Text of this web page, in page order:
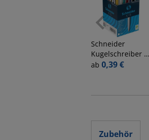
Schneider
Kugelschreiber K
15 SN3080, blau,
ab 0,39 €
Zubehör